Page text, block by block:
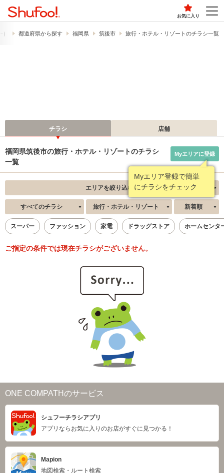
お気に入り
都道府県から探す 福岡県 筑後市 旅行・ホテル・リゾートのチラシ一覧
チラシ 店舗
福岡県筑後市の旅行・ホテル・リゾートのチラシ
一覧
Myエリア登録で簡単
にチラシをチェック
Myエリアに登録
エリアを絞り込む
すべてのチラシ 旅行・ホテル・リゾート 新着順
スーパー ファッション 家電 ドラッグストア ホームセンタ
ご指定の条件では現在チラシがございません。
ONE COMPATHのサービス
シュフーチラシアプリ
アプリならお気に入りのお店がすぐに見つかる！
Mapion
地図検索・ルート検索